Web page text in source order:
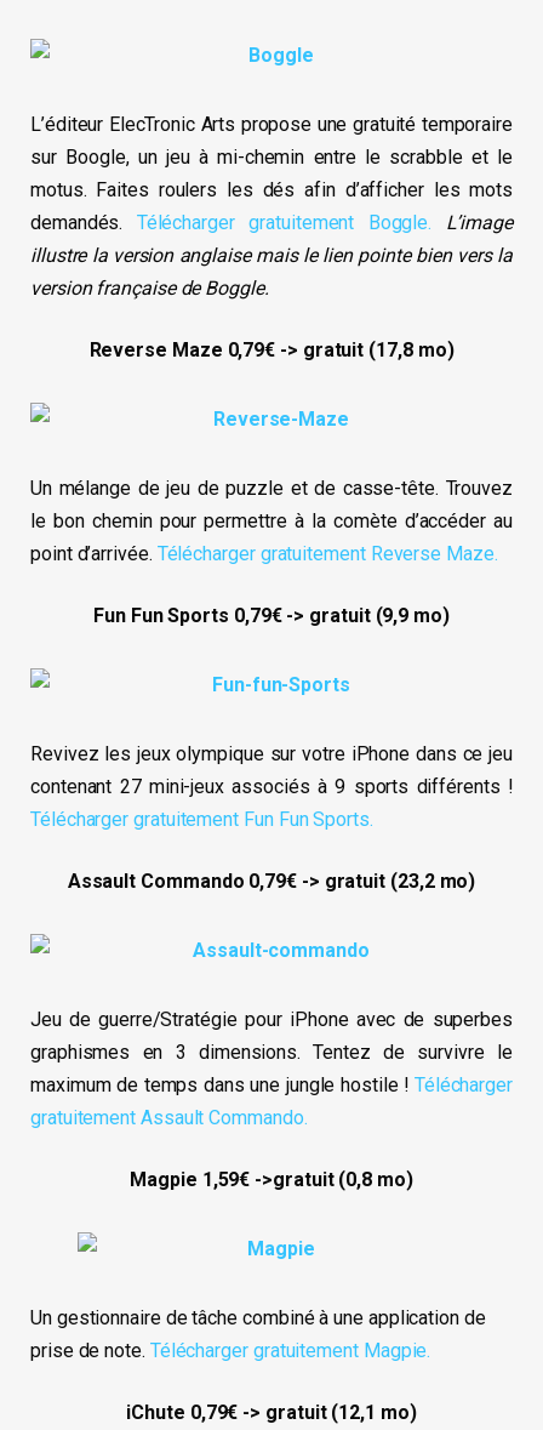
L’éditeur ElecTronic Arts propose une gratuité temporaire
sur Boogle, un jeu à mi-chemin entre le scrabble et le
motus. Faites roulers les dés afin d’afficher les mots
demandés. Télécharger gratuitement Boggle.
L’image
illustre la version anglaise mais le lien pointe bien vers la
version française de Boggle.
Reverse Maze 0,79€ -> gratuit (17,8 mo)
Un mélange de jeu de puzzle et de casse-tête. Trouvez
le bon chemin pour permettre à la comète d’accéder au
point d’arrivée. Télécharger gratuitement Reverse Maze.
Fun Fun Sports 0,79€ -> gratuit (9,9 mo)
Revivez les jeux olympique sur votre iPhone dans ce jeu
contenant 27 mini-jeux associés à 9 sports différents !
Télécharger gratuitement Fun Fun Sports.
Assault Commando 0,79€ -> gratuit (23,2 mo)
Jeu de guerre/Stratégie pour iPhone avec de superbes
graphismes en 3 dimensions. Tentez de survivre le
maximum de temps dans une jungle hostile ! Télécharger
gratuitement Assault Commando.
Magpie 1,59€ ->gratuit (0,8 mo)
Un gestionnaire de tâche combiné à une application de
prise de note. Télécharger gratuitement Magpie.
iChute 0,79€ -> gratuit (12,1 mo)